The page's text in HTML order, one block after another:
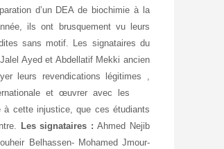
d’un DEA de biochimie à la
ils ont brusquement vu leurs
sans motif. Les signataires du
Ayed et Abdellatif Mekki ancien
leurs revendications légitimes ,
et œuvrer avec les
cette injustice, que ces étudiants
Les signataires : Ahmed Nejib
Belhassen- Mohamed Jmour-